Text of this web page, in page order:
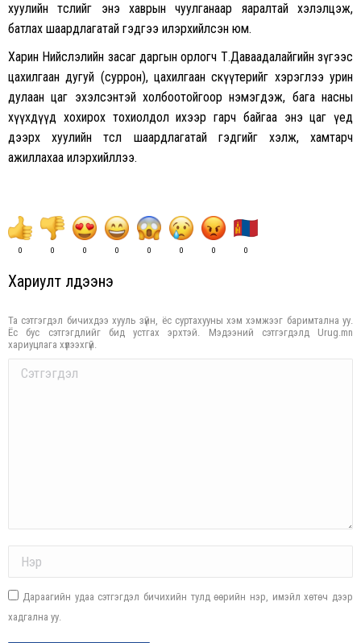
хуулийн төслийг энэ хаврын чуулганаар яаралтай хэлэлцэж,
батлах шаардлагатай гэдгээ илэрхийлсэн юм.
Харин Нийслэлийн засаг даргын орлогч Т.Даваадалайгийн зүгээс
цахилгаан дугуй (суррон), цахилгаан скүүтерийг хэрэглээ урин
дулаан цаг эхэлсэнтэй холбоотойгоор нэмэгдэж, бага насны
хүүхдүүд хохирох тохиолдол ихээр гарч байгаа энэ цаг үед
дээрх хуулийн төсөл шаардлагатай гэдгийг хэлж, хамтарч
ажиллахаа илэрхийллээ.
0 0 0 0 0 0 0 0
Хариулт үлдээнэ үү
Та сэтгэгдэл бичихдээ хууль зүйн, ёс суртахууны хэм хэмжээг баримтална уу.
Ёс бус сэтгэгдлийг бид устгах эрхтэй. Мэдээний сэтгэгдэлд Urug.mn
хариуцлага хүлээхгүй.
Comment
Дараагийн удаа сэтгэгдэл бичихийн тулд өөрийн нэр, имэйл хөтөч дээр
хадгална уу.